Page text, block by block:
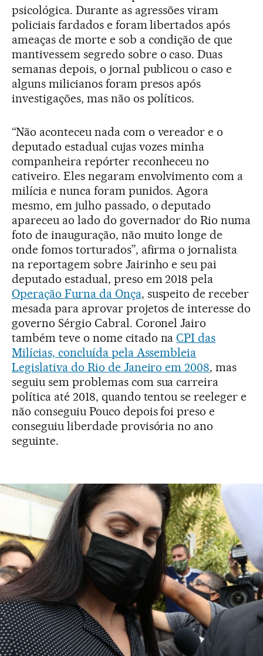
psicológica. Durante as agressões viram
policiais fardados e foram libertados após
ameaças de morte e sob a condição de que
mantivessem segredo sobre o caso. Duas
semanas depois, o jornal publicou o caso e
alguns milicianos foram presos após
investigações, mas não os políticos.
“Não aconteceu nada com o vereador e o
deputado estadual cujas vozes minha
companheira repórter reconheceu no
cativeiro. Eles negaram envolvimento com a
milícia e nunca foram punidos. Agora
mesmo, em julho passado, o deputado
apareceu ao lado do governador do Rio numa
foto de inauguração, não muito longe de
onde fomos torturados”, afirma o jornalista
na reportagem sobre Jairinho e seu pai
deputado estadual, preso em 2018 pela
Operação Furna da Onça, suspeito de receber
mesada para aprovar projetos de interesse do
governo Sérgio Cabral. Coronel Jairo
também teve o nome citado naCPI das
Milícias, concluída pela Assembleia
Legislativa do Rio de Janeiro em 2008, mas
seguiu sem problemas com sua carreira
política até 2018, quando tentou se reeleger e
não conseguiu Pouco depois foi preso e
conseguiu liberdade provisória no ano
seguinte.